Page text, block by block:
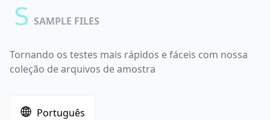
SAMPLE FILES
Tornando os testes mais rápidos e fáceis com nossa
coleção de arquivos de amostra
Português